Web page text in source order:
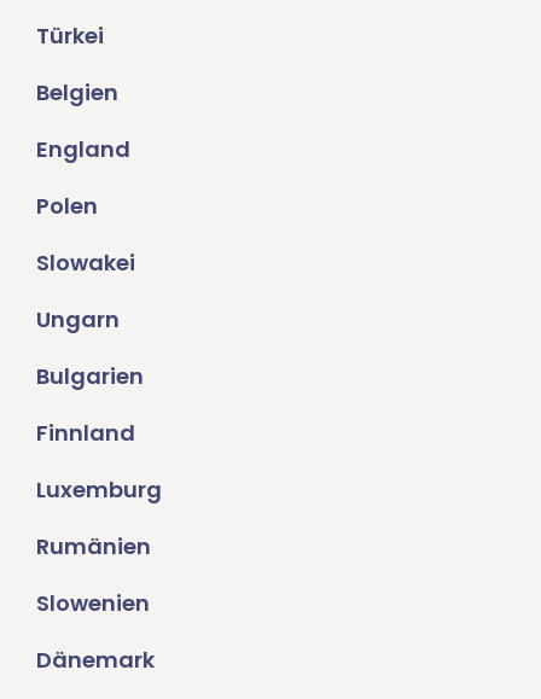
Türkei
Belgien
England
Polen
Slowakei
Ungarn
Bulgarien
Finnland
Luxemburg
Rumänien
Slowenien
Dänemark